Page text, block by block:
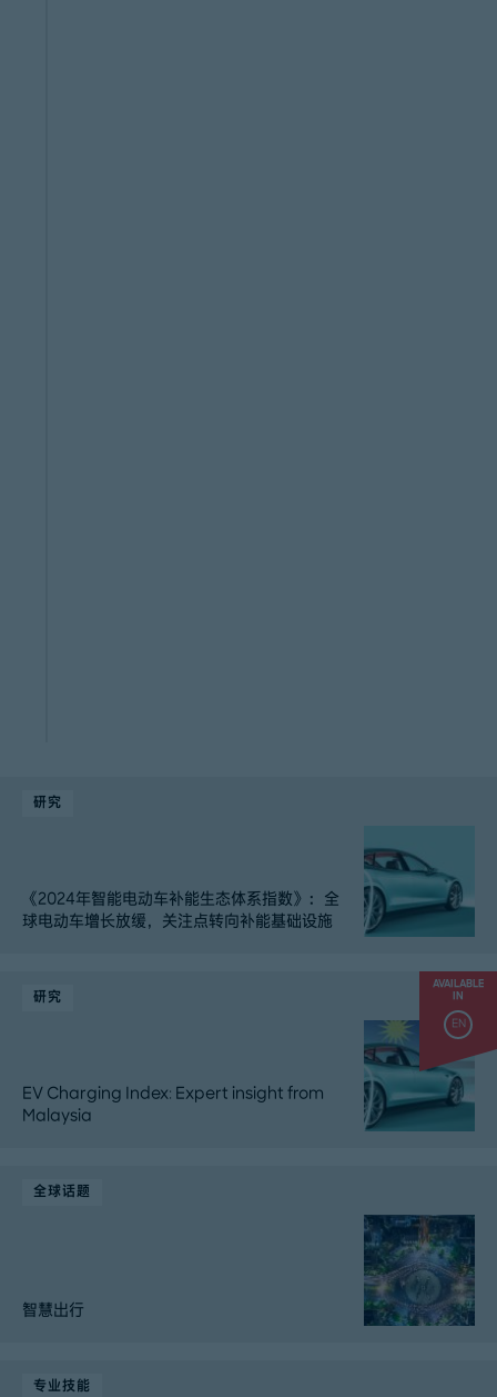
研究
《2024年智能电动车补能生态体系指数》：全
球电动车增长放缓，关注点转向补能基础设施
AVAILABLE
IN
EN
研究
EV Charging Index: Expert insight from
Malaysia
全球话题
智慧出行
专业技能